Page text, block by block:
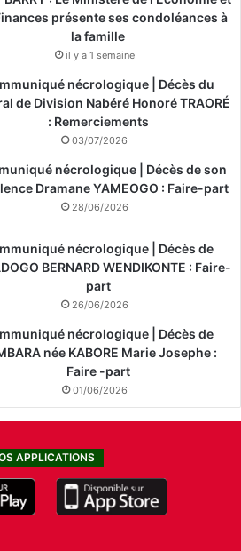
présente ses condoléances à
la famille
il y a 1 semaine
nécrologique | Décès du
de Division Nabéré Honoré TRAORÉ
: Remerciements
03/07/2026
nécrologique | Décès de son
Dramane YAMEOGO : Faire-part
28/06/2026
nécrologique | Décès de
BERNARD WENDIKONTE : Faire-
part
26/06/2026
nécrologique | Décès de
née KABORE Marie Josephe :
Faire -part
01/06/2026
APPLICATIONS